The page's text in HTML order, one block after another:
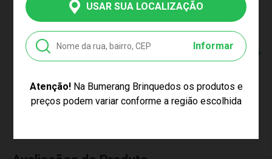
USAR SUA LOCALIZAÇÃO
Informar
Atenção!Na Bumerang Brinquedos os produtos e
preços podem variar conforme a região escolhida
BONECO TURMA DO
PROBLEMS KADU 35
CM ALGAZARRA 1244
R$129,99
x de R$ 21,66
MINI BONECO KADU
GAMER SKIN 12CM
ALGAZARRA 1309
R$49,99
2x de R$ 24,99